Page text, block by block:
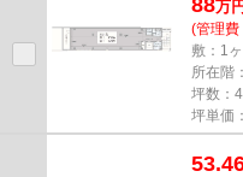
万
(管理
敷：1
所在階
坪数：
坪単価：